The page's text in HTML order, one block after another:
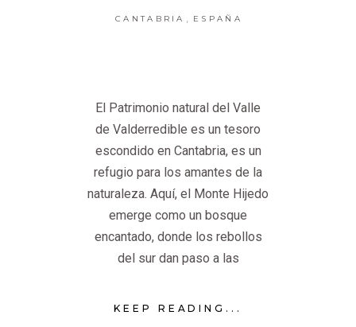
CANTABRIA , ESPAÑA
El Patrimonio natural del Valle
de Valderredible es un tesoro
escondido en Cantabria, es un
refugio para los amantes de la
naturaleza. Aquí, el Monte Hijedo
emerge como un bosque
encantado, donde los rebollos
del sur dan paso a las
KEEP READING...